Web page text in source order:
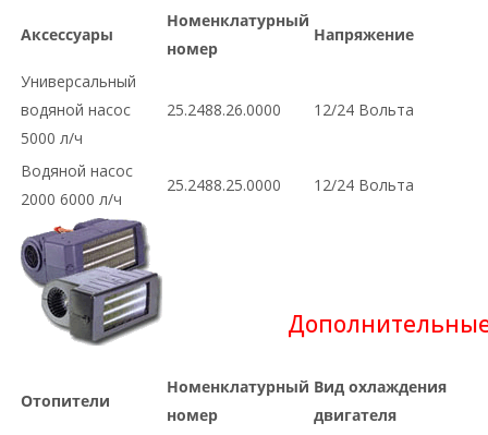
Аксессуары
Номенклатурный
номер
Напряжение
Универсальный
водяной насос
5000 л/ч
25.2488.26.0000 12/24 Вольта
Водяной насос
2000 6000 л/ч
25.2488.25.0000 12/24 Вольта
Отопители
Номенклатурный
номер
Вид охлаждения
двигателя